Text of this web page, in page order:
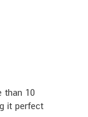
than 10
it perfect